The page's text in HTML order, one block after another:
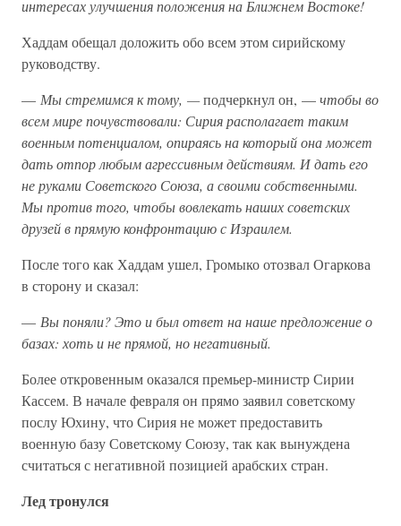
интересах улучшения положения на Ближнем Востоке!
Хаддам обещал доложить обо всем этом сирийскому
руководству.
— Мы стремимся к тому, —подчеркнул он, —чтобы во
всем мире почувствовали: Сирия располагает таким
военным потенциалом, опираясь на который она может
дать отпор любым агрессивным действиям. И дать его
не руками Советского Союза, а своими собственными.
Мы против того, чтобы вовлекать наших советских
друзей в прямую конфронтацию с Израилем.
После того как Хаддам ушел, Громыко отозвал Огаркова
в сторону и сказал:
— Вы поняли? Это и был ответ на наше предложение о
базах: хоть и не прямой, но негативный.
Более откровенным оказался премьер-министр Сирии
Кассем. В начале февраля он прямо заявил советскому
послу Юхину, что Сирия не может предоставить
военную базу Советскому Союзу, так как вынуждена
считаться с негативной позицией арабских стран.
Лед тронулся